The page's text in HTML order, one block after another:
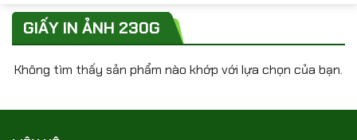
GIẤY IN ẢNH 230G
Không tìm thấy sản phẩm nào khớp với lựa chọn của bạn.